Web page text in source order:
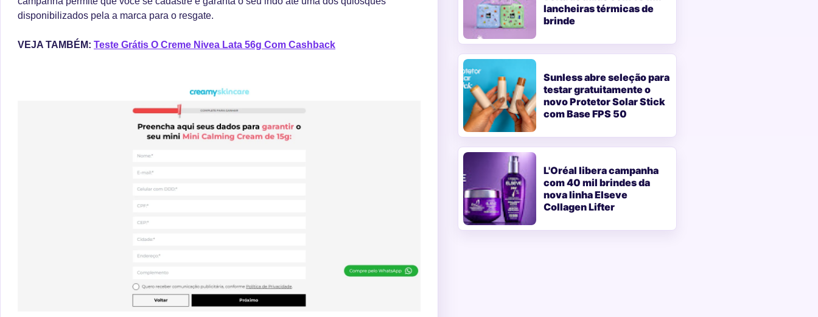
disponibilizados pela a marca para o resgate.
VEJA TAMBÉM: Teste Grátis O Creme Nivea Lata 56g Com Cashback
lancheiras térmicas de
brinde
Sunless abre seleção para
testar gratuitamente o
novo Protetor Solar Stick
com Base FPS 50
L'Oréal libera campanha
com 40 mil brindes da
nova linha Elseve
Collagen Lifter